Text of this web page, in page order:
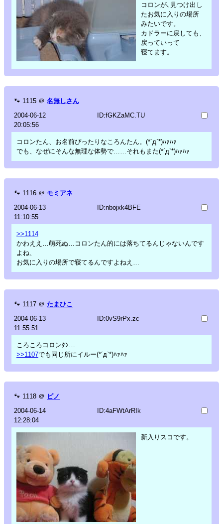
コロンが､見つけ出し
たお気に入りの場所
みたいです。
カドラーに戻しても、
戻っていって
寝てます。
🐾 1115 ＠ 名無しさん
2004-06-12
20:05:56
ID:fGKZaMC.TU
コロンたん、お名前ぴったりなころんたん。(*´д`*)ﾊｧﾊｧ
でも、なぜにそんな無理な体勢で……それもまた(*´д`*)ﾊｧﾊｧ
🐾 1116 ＠ モミアネ
2004-06-13
11:10:55
ID:nbojxk4BFE
>>1114
かわええ…萌死ぬ…コロンたん的には落ちてるんじゃないんです
よね、
お気に入りの場所で寝てるんですよねえ…
🐾 1117 ＠ たまひこ
2004-06-13
11:55:51
ID:0vS9rPx.zc
ころころコロンﾀﾝ…
>>1107でも同じ所にイルー(*´д`*)ﾊｧﾊｧ
🐾 1118 ＠ ピノ
2004-06-14
12:28:04
ID:4aFWtArRIk
新入りスコです。